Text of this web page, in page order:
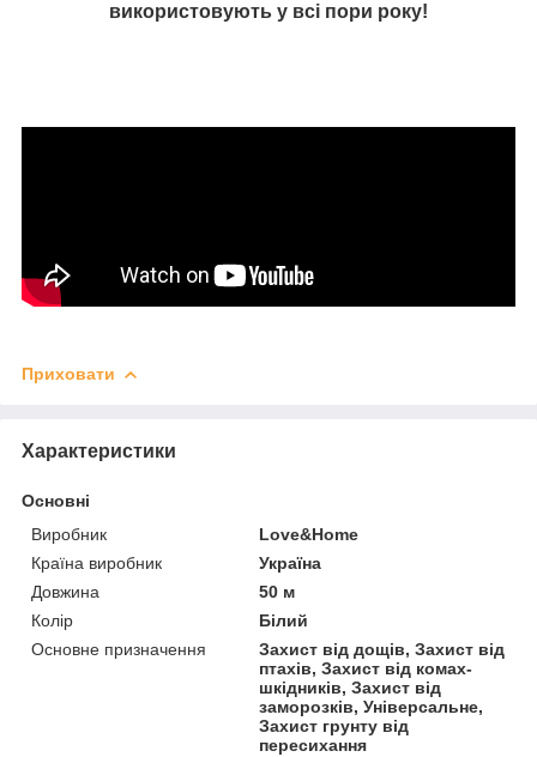
використовують у всі пори року!
Приховати
Характеристики
Основні
Виробник
Love&Home
Країна виробник
Україна
Довжина
50 м
Колір
Білий
Основне призначення
Захист від дощів, Захист від
птахів, Захист від комах-
шкідників, Захист від
заморозків, Універсальне,
Захист грунту від
пересихання